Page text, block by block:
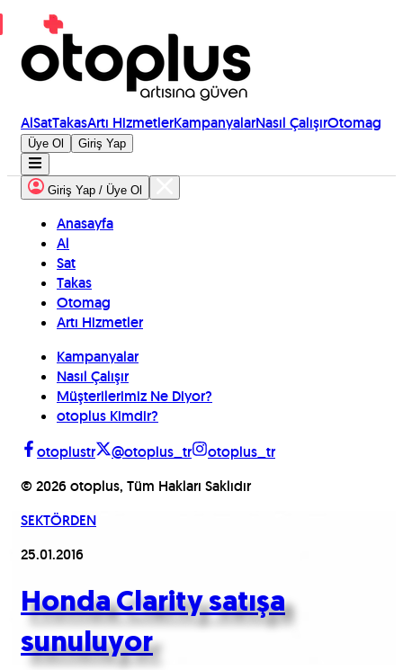
AlSatTakasArtı HizmetlerKampanyalarNasıl ÇalışırOtomag
Üye Ol Giriş Yap
Giriş Yap / Üye Ol
Anasayfa
Al
Sat
Takas
Otomag
Artı Hizmetler
Kampanyalar
Nasıl Çalışır
Müşterilerimiz Ne Diyor?
otoplus Kimdir?
otoplustr
@otoplus_tr
otoplus_tr
© 2026 otoplus, Tüm Hakları Saklıdır
SEKTÖRDEN
25.01.2016
Honda Clarity satışa
sunuluyor